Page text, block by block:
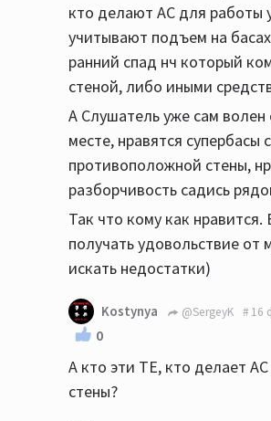
кто делают АС для работы
учитывают подъем на
ранний спад нч который
стеной, либо иными
А Слушатель уже сам
месте, нравятся супербасы
противоположной стены,
разборчивость садись
Так что кому как нравится.
получать удовольствие от
искать недостатки)
Kostynya @SergeyK 16
0
А кто эти ТЕ, кто делает
стены?